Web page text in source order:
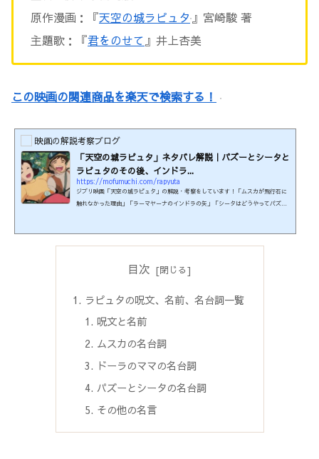
原作漫画：『天空の城ラピュタ 』宮崎駿 著
主題歌：『君をのせて 』井上杏美
この映画の関連商品を楽天で検索する！
映画の解説考察ブログ
「天空の城ラピュタ」ネタバレ解説｜パズーとシータと
ラピュタのその後、インドラ...
https://mofumuchi.com/rapyuta
ジブリ映画「天空の城ラピュタ」の解説・考察をしています！「ムスカが飛行石に
触れなかった理由」「ラーマヤーナのインドラの矢」「シータはどうやってパズー
品を楽天で検索する！ 主要キャストとあらすじ紹介キャスト...
目次
ラピュタの呪文、名前、名台詞一覧
呪文と名前
ムスカの名台詞
ドーラのママの名台詞
パズーとシータの名台詞
その他の名言